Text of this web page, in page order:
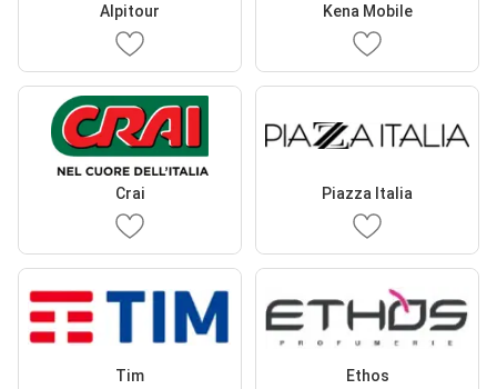
Alpitour Kena Mobile
Crai Piazza Italia
Tim Ethos